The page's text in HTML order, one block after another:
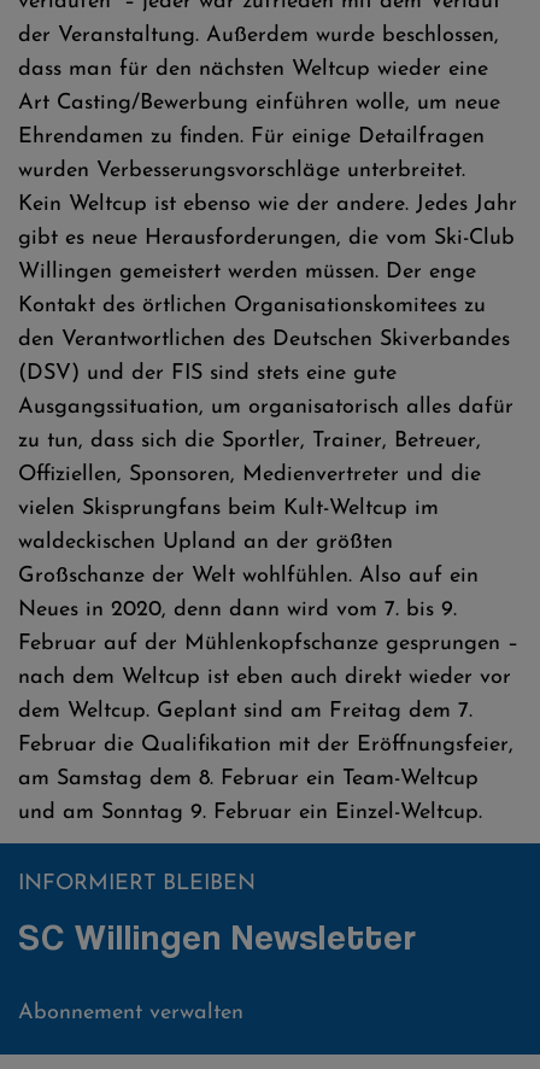
der Veranstaltung. Außerdem wurde beschlossen,
dass man für den nächsten Weltcup wieder eine
Art Casting/Bewerbung einführen wolle, um neue
Ehrendamen zu finden. Für einige Detailfragen
wurden Verbesserungsvorschläge unterbreitet.
Kein Weltcup ist ebenso wie der andere. Jedes Jahr
gibt es neue Herausforderungen, die vom Ski-Club
Willingen gemeistert werden müssen. Der enge
Kontakt des örtlichen Organisationskomitees zu
den Verantwortlichen des Deutschen Skiverbandes
(DSV) und der FIS sind stets eine gute
Ausgangssituation, um organisatorisch alles dafür
zu tun, dass sich die Sportler, Trainer, Betreuer,
Offiziellen, Sponsoren, Medienvertreter und die
vielen Skisprungfans beim Kult-Weltcup im
waldeckischen Upland an der größten
Großschanze der Welt wohlfühlen. Also auf ein
Neues in 2020, denn dann wird vom 7. bis 9.
Februar auf der Mühlenkopfschanze gesprungen –
nach dem Weltcup ist eben auch direkt wieder vor
dem Weltcup. Geplant sind am Freitag dem 7.
Februar die Qualifikation mit der Eröffnungsfeier,
am Samstag dem 8. Februar ein Team-Weltcup
und am Sonntag 9. Februar ein Einzel-Weltcup.
INFORMIERT BLEIBEN
SC Willingen Newsletter
Abonnement verwalten